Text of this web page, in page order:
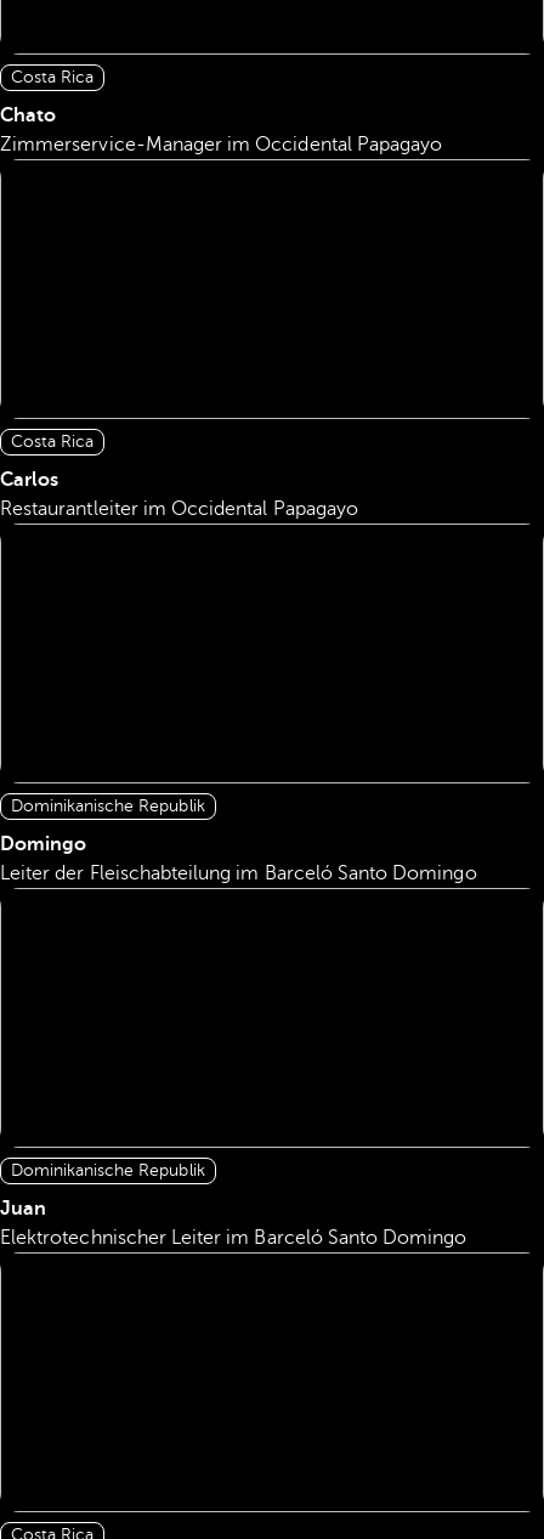
Costa Rica
Chato
Zimmerservice-Manager im Occidental Papagayo
Costa Rica
Carlos
Restaurantleiter im Occidental Papagayo
Dominikanische Republik
Domingo
Leiter der Fleischabteilung im Barceló Santo Domingo
Dominikanische Republik
Juan
Elektrotechnischer Leiter im Barceló Santo Domingo
Costa Rica